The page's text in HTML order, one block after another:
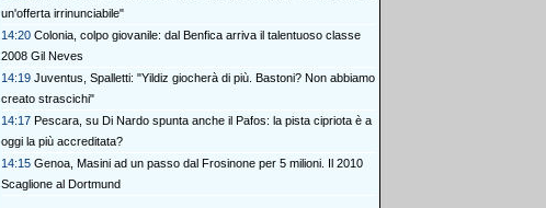
un'offerta irrinunciabile"
14:20 Colonia, colpo giovanile: dal Benfica arriva il talentuoso classe
2008 Gil Neves
14:19 Juventus, Spalletti: "Yildiz giocherà di più. Bastoni? Non abbiamo
creato strascichi"
14:17 Pescara, su Di Nardo spunta anche il Pafos: la pista cipriota è a
oggi la più accreditata?
14:15 Genoa, Masini ad un passo dal Frosinone per 5 milioni. Il 2010
Scaglione al Dortmund